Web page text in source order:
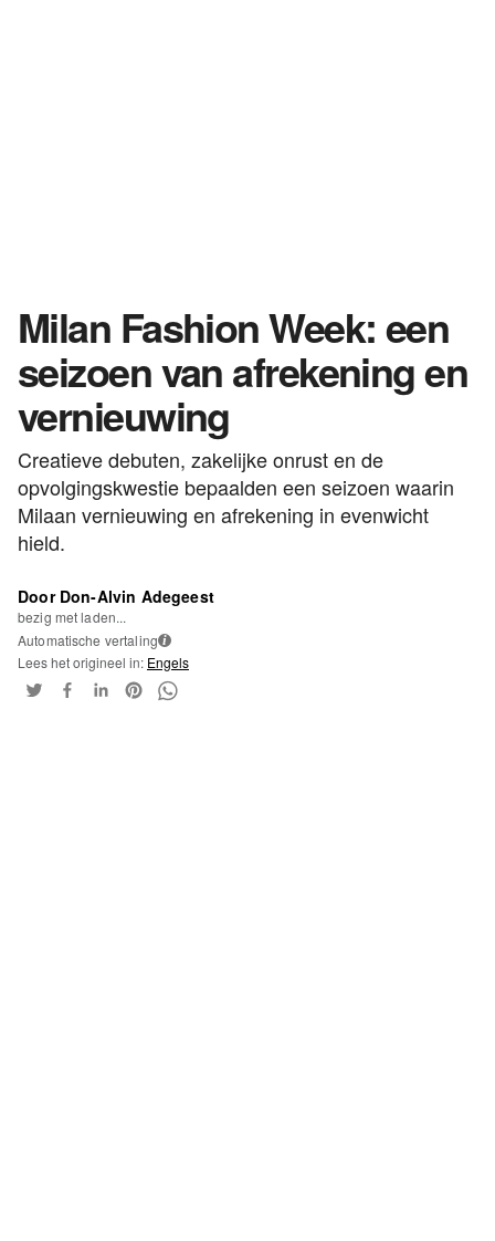
Milan Fashion Week: een
seizoen van afrekening en
vernieuwing
Creatieve debuten, zakelijke onrust en de
opvolgingskwestie bepaalden een seizoen waarin
Milaan vernieuwing en afrekening in evenwicht
hield.
Door Don-Alvin Adegeest
bezig met laden...
Automatische vertaling i
Lees het origineel in: Engels